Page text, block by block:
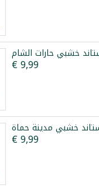
خشبي حارات الشام
€ 9,99
خشبي مدينة حماة
€ 9,99